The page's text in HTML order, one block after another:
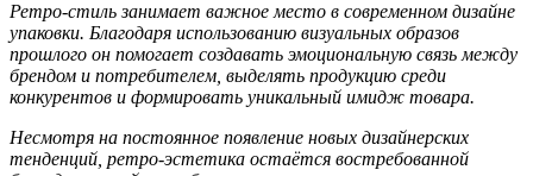
Ретро-стиль занимает важное место в современном дизайне
упаковки. Благодаря использованию визуальных образов
прошлого он помогает создавать эмоциональную связь между
брендом и потребителем, выделять продукцию среди
конкурентов и формировать уникальный имидж товара.
Несмотря на постоянное появление новых дизайнерских
тенденций, ретро-эстетика остаётся востребованной